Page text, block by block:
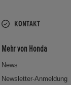
KONTAKT
Mehr von Honda
News
Newsletter-Anmeldung